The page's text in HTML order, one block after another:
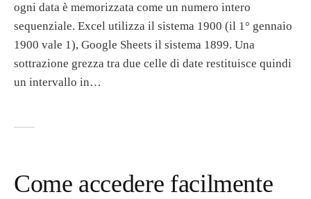
ogni data è memorizzata come un numero intero
sequenziale. Excel utilizza il sistema 1900 (il 1° gennaio
1900 vale 1), Google Sheets il sistema 1899. Una
sottrazione grezza tra due celle di date restituisce quindi
un intervallo in…
Come accedere facilmente